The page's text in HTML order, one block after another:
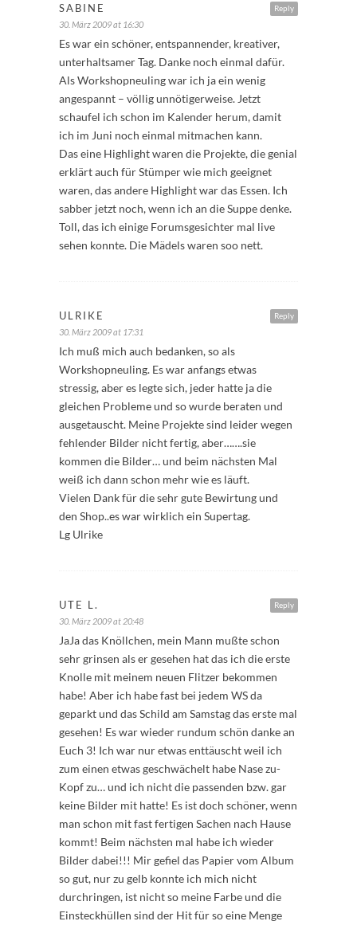
Reply
SABINE
30. März 2009 at 16:30
Es war ein schöner, entspannender, kreativer,
unterhaltsamer Tag. Danke noch einmal dafür.
Als Workshopneuling war ich ja ein wenig
angespannt – völlig unnötigerweise. Jetzt
schaufel ich schon im Kalender herum, damit
ich im Juni noch einmal mitmachen kann.
Das eine Highlight waren die Projekte, die genial
erklärt auch für Stümper wie mich geeignet
waren, das andere Highlight war das Essen. Ich
sabber jetzt noch, wenn ich an die Suppe denke.
Toll, das ich einige Forumsgesichter mal live
sehen konnte. Die Mädels waren soo nett.
Reply
ULRIKE
30. März 2009 at 17:31
Ich muß mich auch bedanken, so als
Workshopneuling. Es war anfangs etwas
stressig, aber es legte sich, jeder hatte ja die
gleichen Probleme und so wurde beraten und
ausgetauscht. Meine Projekte sind leider wegen
fehlender Bilder nicht fertig, aber…….sie
kommen die Bilder… und beim nächsten Mal
weiß ich dann schon mehr wie es läuft.
Vielen Dank für die sehr gute Bewirtung und
den Shop..es war wirklich ein Supertag.
Lg Ulrike
Reply
UTE L.
30. März 2009 at 20:48
JaJa das Knöllchen, mein Mann mußte schon
sehr grinsen als er gesehen hat das ich die erste
Knolle mit meinem neuen Flitzer bekommen
habe! Aber ich habe fast bei jedem WS da
geparkt und das Schild am Samstag das erste mal
gesehen! Es war wieder rundum schön danke an
Euch 3! Ich war nur etwas enttäuscht weil ich
zum einen etwas geschwächelt habe Nase zu-
Kopf zu… und ich nicht die passenden bzw. gar
keine Bilder mit hatte! Es ist doch schöner, wenn
man schon mit fast fertigen Sachen nach Hause
kommt! Beim nächsten mal habe ich wieder
Bilder dabei!!! Mir gefiel das Papier vom Album
so gut, nur zu gelb konnte ich mich nicht
durchringen, ist nicht so meine Farbe und die
Einsteckhüllen sind der Hit für so eine Menge